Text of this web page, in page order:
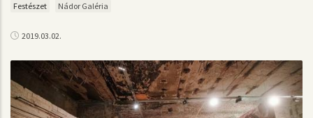
Festészet Nádor Galéria
2019.03.02.